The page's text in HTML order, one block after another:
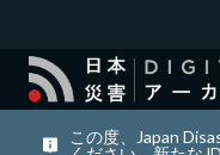
この度、Japan